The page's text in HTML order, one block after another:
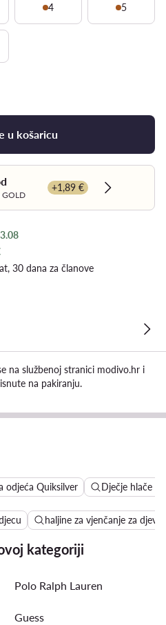
4 5
u košaricu
GOLD
+1,89 €
Dowiedz
30 dana za članove
na službenoj stranici modivo.hr i
na pakiranju.
odjeća Quiksilver Dječje hlače
haljine za vjenčanje za
kategoriji
Polo Ralph Lauren
Guess